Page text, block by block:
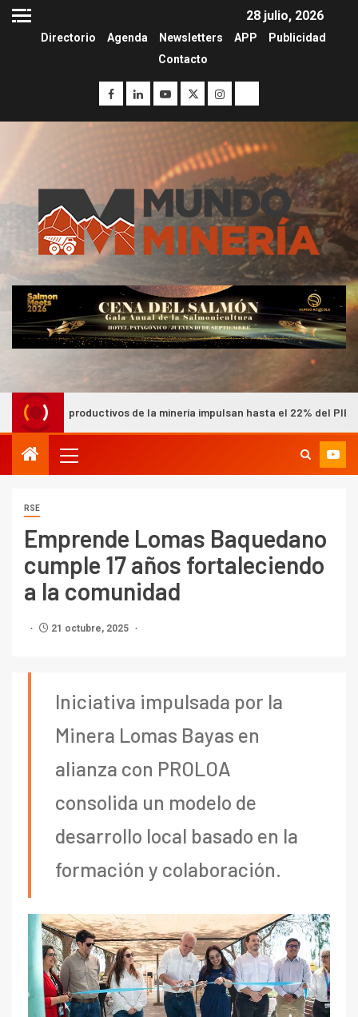
28 julio, 2026
Directorio Agenda Newsletters APP
Publicidad
Contacto
de la minería impulsan hasta el 22% del PIB nacional según
RSE
Emprende Lomas Baquedano
cumple 17 años fortaleciendo
a la comunidad
21 octubre, 2025
Iniciativa impulsada por la
Minera Lomas Bayas en
alianza con PROLOA
consolida un modelo de
desarrollo local basado en la
formación y colaboración.